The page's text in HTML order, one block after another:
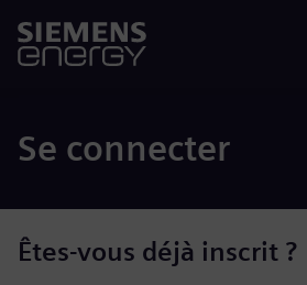
Se connecter
Êtes-vous déjà inscrit ?